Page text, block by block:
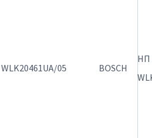
WLK20461UA/05 BOSCH
ΗΠ